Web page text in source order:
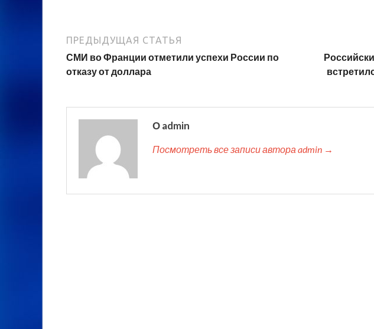
ПРЕДЫДУЩАЯ СТАТЬЯ
СМИ во Франции отметили успехи России по
отказу от доллара
О admin
Посмотреть все записи автора admin →